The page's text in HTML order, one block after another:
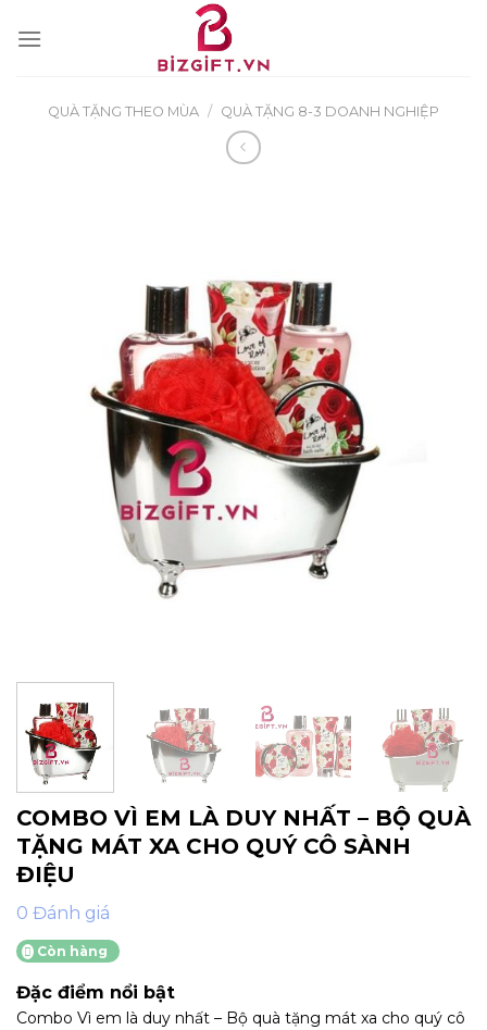
QUÀ TẶNG THEO MÙA / QUÀ TẶNG 8-3 DOANH NGHIỆP
COMBO VÌ EM LÀ DUY NHẤT – BỘ QUÀ
TẶNG MÁT XA CHO QUÝ CÔ SÀNH
ĐIỆU
0 Đánh giá
Còn hàng
Đặc điểm nổi bật
Combo Vì em là duy nhất – Bộ quà tặng mát xa cho quý cô